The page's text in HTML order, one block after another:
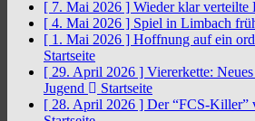
[ 7. Mai 2026 ] Wieder klar verteilte
[ 4. Mai 2026 ] Spiel in Limbach
[ 1. Mai 2026 ] Hoffnung auf ein
Startseite
[ 29. April 2026 ] Viererkette:
Jugend
Startseite
[ 28. April 2026 ] Der “FCS-Killer”